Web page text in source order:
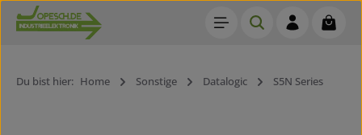
Zum Hauptinhalt springen
Du bist hier: Home Sonstige Datalogic S5N Series